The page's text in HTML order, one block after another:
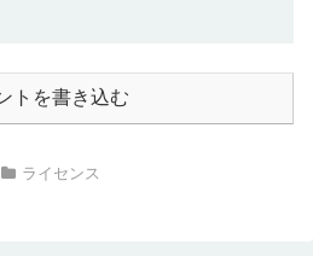
トを書き込む
ライセンス